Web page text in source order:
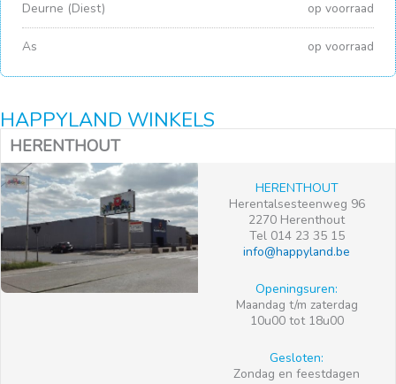
Deurne (Diest) op voorraad
As op voorraad
HAPPYLAND WINKELS
HERENTHOUT
HERENTHOUT
Herentalsesteenweg 96
2270 Herenthout
Tel 014 23 35 15
info@happyland.be
Openingsuren:
Maandag t/m zaterdag
10u00 tot 18u00
Gesloten:
Zondag en feestdagen